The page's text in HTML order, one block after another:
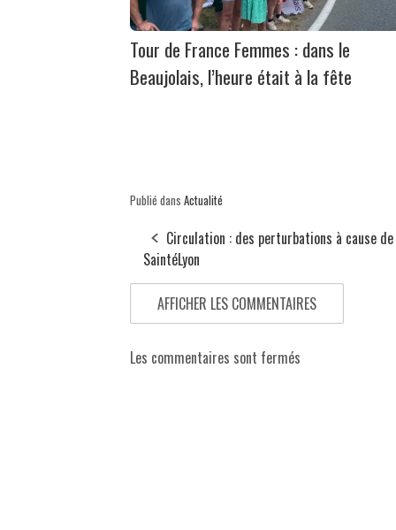
Tour de France Femmes : dans le
Beaujolais, l’heure était à la fête
Publié dans Actualité
Circulation : des perturbations à cause
SaintéLyon
AFFICHER LES COMMENTAIRES
Les commentaires sont fermés